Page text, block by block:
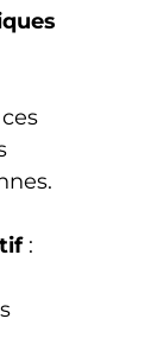
: